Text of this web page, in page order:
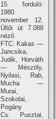
15. forduló:
1980.
november 12.
Üllői út 7.088
néző
FTC: Kakas —
Jancsika,
Judik, Horváth
— Mészöly,
Nyilasi, Rab,
Mucha —
Murai,
Szokolai,
Pogány
Cs: Pusztai,